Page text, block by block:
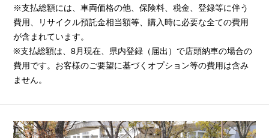
※支払総額には、車両価格の他、保険料、税金、登録等に伴う
費用、リサイクル預託金相当額等、購入時に必要な全ての費用
が含まれています。
※支払総額は、8月現在、県内登録（届出）で店頭納車の場合の
費用です。お客様のご要望に基づくオプション等の費用は含み
ません。